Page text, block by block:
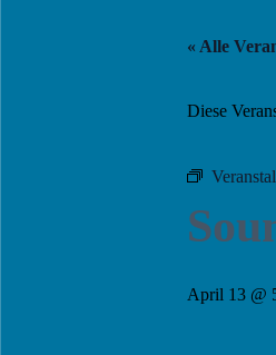
« Alle
Diese
April 13 @